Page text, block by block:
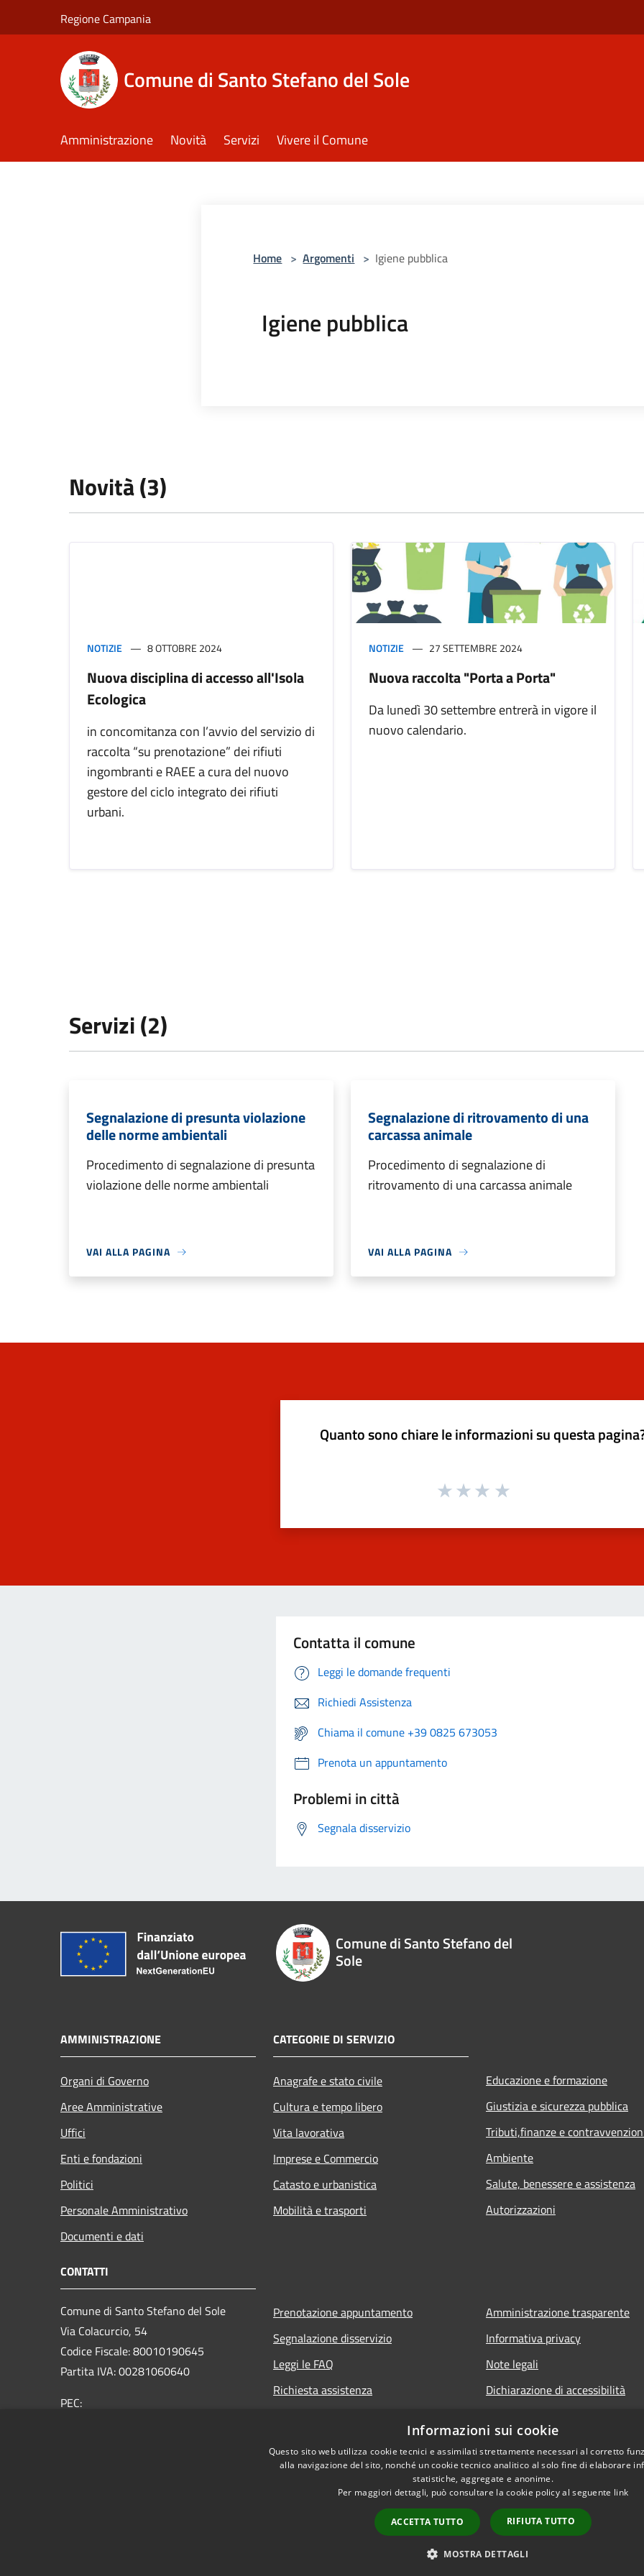
Regione Campania
Comune di Santo Stefano del Sole
Amministrazione Novità Servizi Vivere il Comune
Home > Argomenti > Igiene pubblica
Igiene pubblica
Novità (3)
NOTIZIE 8 OTTOBRE 2024
Nuova disciplina di accesso all'Isola
Ecologica
in concomitanza con l’avvio del servizio di
raccolta “su prenotazione” dei rifiuti
ingombranti e RAEE a cura del nuovo
gestore del ciclo integrato dei rifiuti
urbani.
NOTIZIE 27 SETTEMBRE 2024
Nuova raccolta "Porta a Porta"
Da lunedì 30 settembre entrerà in vigore il
nuovo calendario.
Servizi (2)
Segnalazione di presunta violazione
delle norme ambientali
Procedimento di segnalazione di presunta
violazione delle norme ambientali
VAI ALLA PAGINA
Segnalazione di ritrovamento di una
carcassa animale
Procedimento di segnalazione di
ritrovamento di una carcassa animale
VAI ALLA PAGINA
Quanto sono chiare le informazioni su questa
Contatta il comune
Leggi le domande frequenti
Richiedi Assistenza
Chiama il comune +39 0825 673053
Prenota un appuntamento
Problemi in città
Segnala disservizio
Comune di Santo Stefano del
Sole
AMMINISTRAZIONE
Organi di Governo
Aree Amministrative
Uffici
Enti e fondazioni
Politici
Personale Amministrativo
Documenti e dati
CATEGORIE DI SERVIZIO
Anagrafe e stato civile
Cultura e tempo libero
Vita lavorativa
Imprese e Commercio
Catasto e urbanistica
Mobilità e trasporti
Educazione e formazione
Giustizia e sicurezza pubblica
Tributi,finanze e
Ambiente
Salute, benessere e assistenza
Autorizzazioni
CONTATTI
Comune di Santo Stefano del Sole
Via Colacurcio, 54
Codice Fiscale: 80010190645
Partita IVA: 00281060640
PEC:
Prenotazione appuntamento
Segnalazione disservizio
Leggi le FAQ
Richiesta assistenza
Amministrazione trasparente
Informativa privacy
Note legali
Dichiarazione di accessibilità
Copyright © 2026 • Comune di
Informazioni sui cookie
Questo sito web utilizza cookie tecnici e assimilati strettamente necessari al corretto
alla navigazione del sito, nonché un cookie tecnico analitico al solo fine di elaborare
statistiche, aggregate e anonime.
Per maggiori dettagli, può consultare la cookie policy al seguente link
ACCETTA TUTTO RIFIUTA TUTTO
MOSTRA DETTAGLI